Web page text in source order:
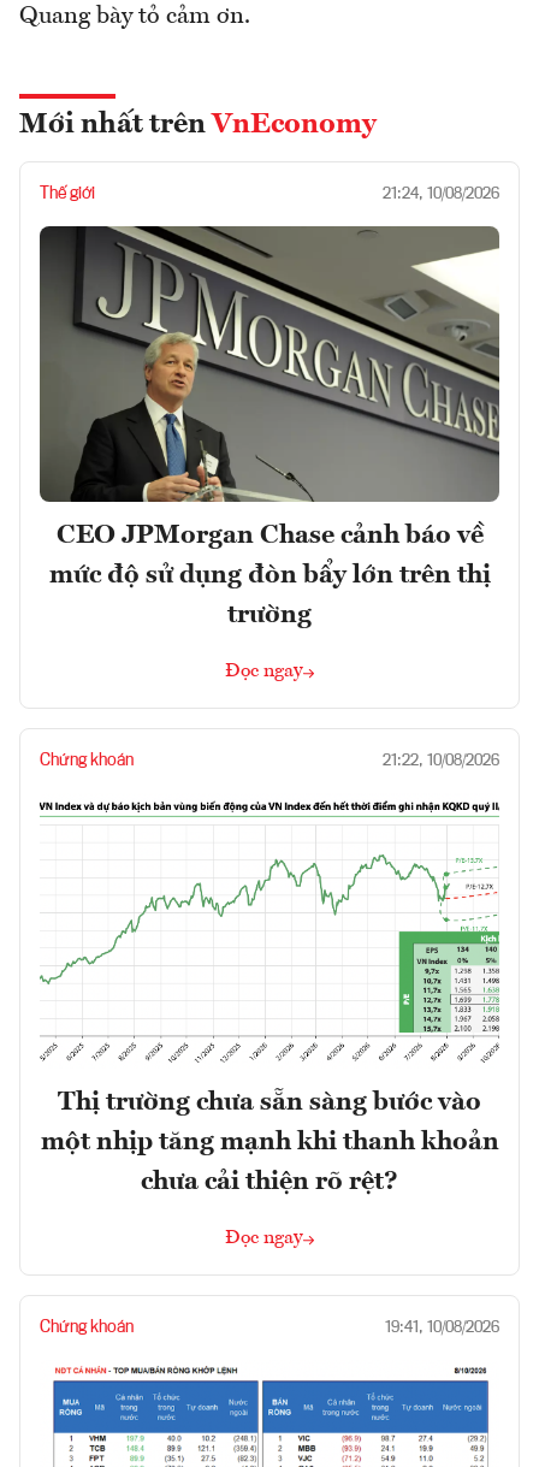
Quang bày tỏ cảm ơn.
Mới nhất trên VnEconomy
Thế giới 21:24, 10/08/2026
CEO JPMorgan Chase cảnh báo về
mức độ sử dụng đòn bẩy lớn trên thị
trường
Đọc ngay
Chứng khoán 21:22, 10/08/2026
Thị trường chưa sẵn sàng bước vào
một nhịp tăng mạnh khi thanh khoản
chưa cải thiện rõ rệt?
Đọc ngay
Chứng khoán 19:41, 10/08/2026